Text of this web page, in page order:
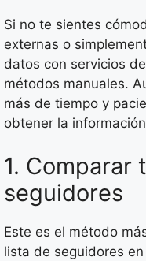
Si no te sientes
externas o
datos con servicios
métodos manuales.
más de tiempo y
obtener la
1. Comparar
seguidores
Este es el método
lista de seguidores